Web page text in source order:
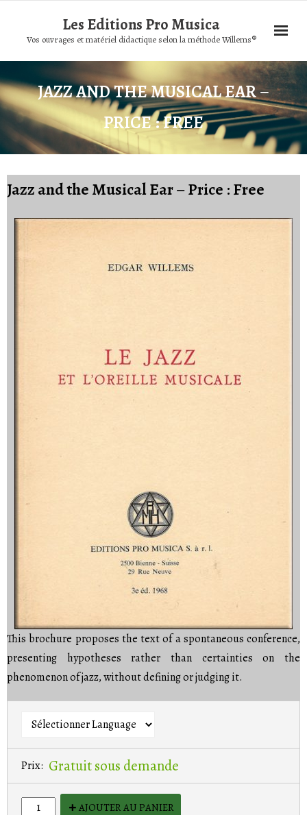
Les Editions Pro Musica
Vos ouvrages et matériel didactique selon la méthode Willems®
JAZZ AND THE MUSICAL EAR –
PRICE : FREE
Jazz and the Musical Ear – Price : Free
This brochure proposes the text of a spontaneous conference,
presenting hypotheses rather than certainties on the
phenomenon of jazz, without defining or judging it.
Prix: Gratuit sous demande
AJOUTER AU PANIER